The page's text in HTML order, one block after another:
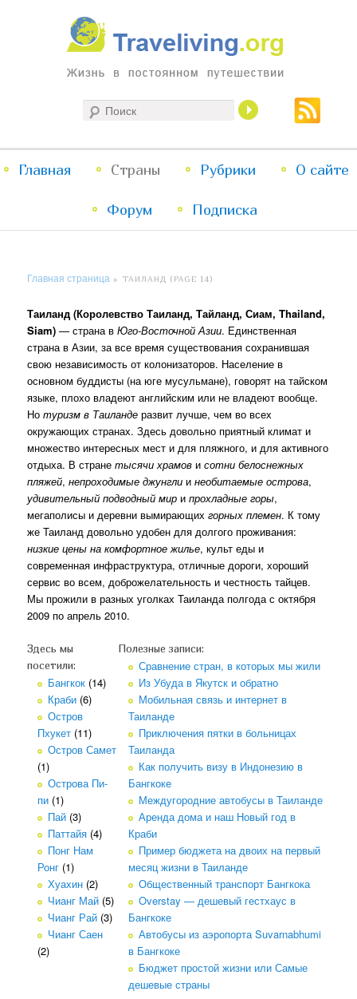
Traveliving
Жизнь в постоянном путешествии
меню
Перейти
к
Перейти
к
Главная Страны Рубрики О сайте
Форум Подписка
Главная страница » ТАИЛАНД (PAGE 14)
Таиланд (Королевство Таиланд, Тайланд, Сиам, Thailand,
Siam) — страна вЮго-Восточной Азии. Единственная
страна в Азии, за все время существования сохранившая
свою независимость от колонизаторов. Население в
основном буддисты (на юге мусульмане), говорят на тайском
языке, плохо владеют английским или не владеют вообще.
Нотуризм в Таиланде развит лучше, чем во всех
окружающих странах. Здесь довольно приятный климат и
множество интересных мест и для пляжного, и для активного
отдыха. В странетысячи храмов исотни белоснежных
пляжей,непроходимые джунгли инеобитаемые острова,
удивительный подводный мир ипрохладные горы,
мегаполисы и деревни вымирающихгорных племен. К тому
же Таиланд довольно удобен для долгого проживания:
низкие цены на комфортное жилье, культ еды и
современная инфраструктура, отличные дороги, хороший
сервис во всем, доброжелательность и честность тайцев.
Мы прожили в разных уголках Таиланда полгода с октября
2009 по апрель 2010.
Здесь мы
посетили:
Бангкок (14)
Краби (6)
Остров
Пхукет (11)
Остров Самет
(1)
Острова Пи-
пи (1)
Пай (3)
Паттайя (4)
Понг Нам
Ронг (1)
Хуахин (2)
Чианг Май (5)
Чианг Рай (3)
Чианг Саен
(2)
Полезные записи:
Сравнение стран, в которых мы жили
Из Убуда в Якутск и обратно
Мобильная связь и интернет в
Таиланде
Приключения пятки в больницах
Таиланда
Как получить визу в Индонезию в
Бангкоке
Междугородние автобусы в Таиланде
Аренда дома и наш Новый год в
Краби
Пример бюджета на двоих на первый
месяц жизни в Таиланде
Общественный транспорт Бангкока
Overstay — дешевый гестхаус в
Бангкоке
Автобусы из аэропорта Suvarnabhumi
в Бангкоке
Бюджет простой жизни или Самые
дешевые страны